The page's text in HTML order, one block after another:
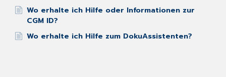
Wo erhalte ich Hilfe oder Informationen zur
CGM ID?
Wo erhalte ich Hilfe zum DokuAssistenten?